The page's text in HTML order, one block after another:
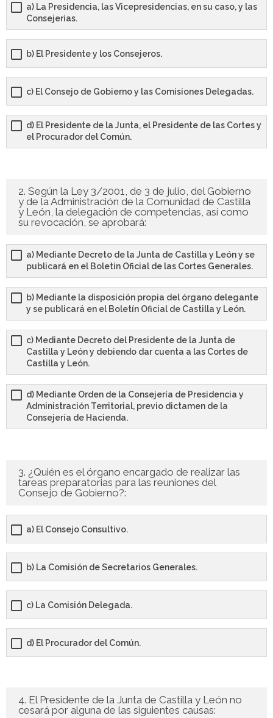
2024
- - TEST de Administrativo DGA Aragón 2026
- - OPOSICIÓN Auxiliar Administrativo Universidad
Zaragoza Unizar - 2025
- - OPOSICIÓN Auxiliar Administrativo SESCAM – Libre –
2025
- - OPOSICIÓN Celador SESCAM – Libre – 2025
- - OPOSICIÓN Enfermero SESCAM – Libre – 2025
- - OPOSICIÓN Cuerpo Auxiliar Administración General
Castilla La – Mancha, turno libre – 2025
- Comun. Madrid
- - TEST de Auxiliar Administrativo Comunidad de
Madrid 2026
- Comun. Valenciana
VALENCIANA – Turno Libre 2025
Tu Carrito
FAQS – Preguntas Frecuentes
a) La Presidencia, las Vicepresidencias, en su caso, y las
Consejerías.
b) El Presidente y los Consejeros.
c) El Consejo de Gobierno y las Comisiones Delegadas.
d) El Presidente de la Junta, el Presidente de las Cortes y
el Procurador del Común.
2. Según la Ley 3/2001, de 3 de julio, del Gobierno
y de la Administración de la Comunidad de Castilla
y León, la delegación de competencias, así como
su revocación, se aprobará:
a) Mediante Decreto de la Junta de Castilla y León y se
publicará en el Boletín Oficial de las Cortes Generales.
b) Mediante la disposición propia del órgano delegante
y se publicará en el Boletín Oficial de Castilla y León.
c) Mediante Decreto del Presidente de la Junta de
Castilla y León y debiendo dar cuenta a las Cortes de
Castilla y León.
d) Mediante Orden de la Consejería de Presidencia y
Administración Territorial, previo dictamen de la
Consejería de Hacienda.
3. ¿Quién es el órgano encargado de realizar las
tareas preparatorias para las reuniones del
Consejo de Gobierno?:
a) El Consejo Consultivo.
b) La Comisión de Secretarios Generales.
c) La Comisión Delegada.
d) El Procurador del Común.
4. El Presidente de la Junta de Castilla y León no
cesará por alguna de las siguientes causas: